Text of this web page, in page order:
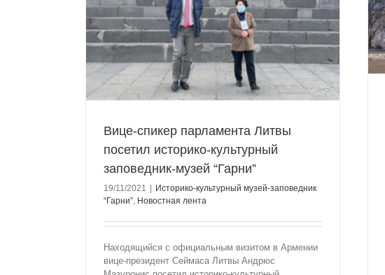
Вице-спикер парламента Литвы
посетил историко-культурный
заповедник-музей “Гарни”
19/11/2021
Историко-культурный музей-заповедник
“Гарни”, Новостная лента
Находящийся с официальным визитом в Армении
вице-президент Сеймаса Литвы Андрюс
Историко-культурный музей-заповедник “Гарни”
Новостная лента